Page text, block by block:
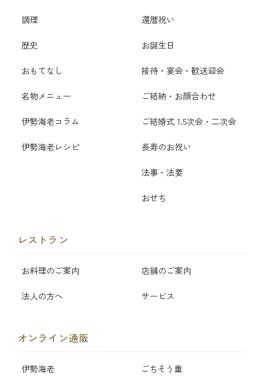
調理
歴史
おもてなし
名物メニュー
伊勢海老コラム
伊勢海老レシピ
還暦祝い
お誕生日
接待・宴会・歓送迎会
ご結納・お顔合わせ
ご結婚式 1.5次会・二次会
長寿のお祝い
法事・法要
おせち
レストラン
お料理のご案内 店舗のご案内
法人の方へ サービス
オンライン通販
伊勢海老 ごちそう重